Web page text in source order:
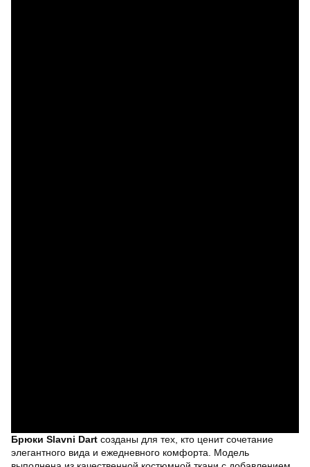
Брюки Slavni Dart созданы для тех, кто ценит сочетание
элегантного вида и ежедневного комфорта. Модель